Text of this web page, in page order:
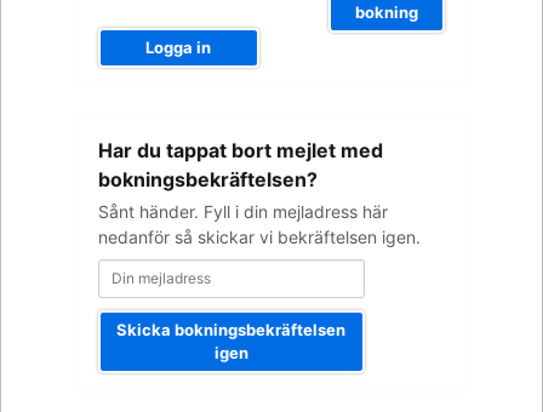
Logga in
bokning
Har du tappat bort mejlet med
bokningsbekräftelsen?
Sånt händer. Fyll i din mejladress här
nedanför så skickar vi bekräftelsen igen.
mejladress
Skicka bokningsbekräftelsen
igen